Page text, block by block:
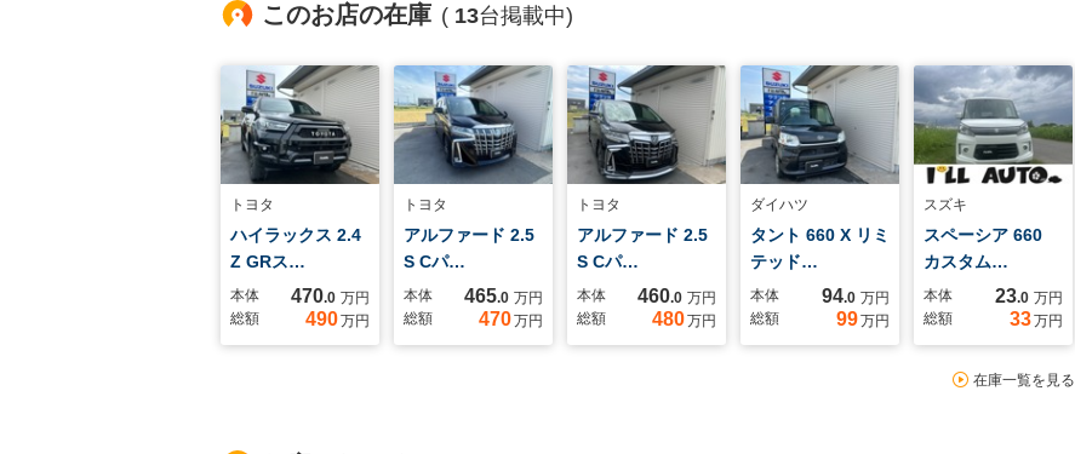
このお店の在庫 ( 13台掲載中)
トヨタ
ハイラックス 2.4
Z GRス…
本体 470.0 万円
総額
490万円
トヨタ
アルファード 2.5
S Cパ…
本体 465.0 万円
総額
470万円
トヨタ
アルファード 2.5
S Cパ…
本体 460.0 万円
総額
480万円
ダイハツ
タント 660 X リミ
テッド…
本体 94.0 万円
総額
99万円
スズキ
スペーシア 660
カスタム…
本体 23.0 万円
総額
33万円
在庫一覧を見る